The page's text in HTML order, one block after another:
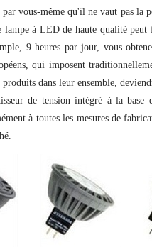
vous-même qu'il ne vaut pas la
à LED de haute qualité peut
9 heures par jour, vous
qui imposent
dans leur ensemble,
de tension intégré à la base
à toutes les mesures de